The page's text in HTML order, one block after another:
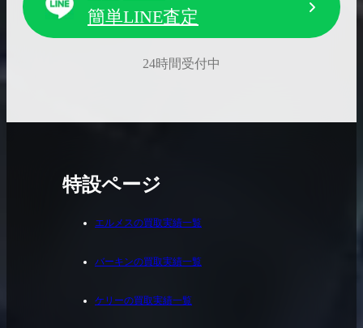
簡単LINE査定
24時間受付中
特設ページ
エルメスの買取実績一覧
バーキンの買取実績一覧
ケリーの買取実績一覧